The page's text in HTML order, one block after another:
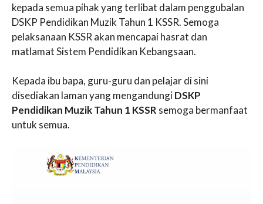
kepada semua pihak yang terlibat dalam penggubalan
DSKP Pendidikan Muzik Tahun 1 KSSR. Semoga
pelaksanaan KSSR akan mencapai hasrat dan
matlamat Sistem Pendidikan Kebangsaan.
Kepada ibu bapa, guru-guru dan pelajar di sini
disediakan laman yang mengandungiDSKP
Pendidikan Muzik Tahun 1 KSSR semoga bermanfaat
untuk semua.